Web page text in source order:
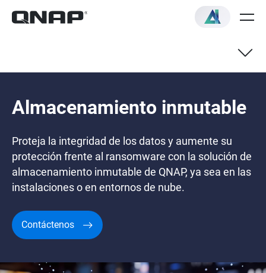
Almacenamiento inmutable
Proteja la integridad de los datos y aumente su
protección frente al ransomware con la solución de
almacenamiento inmutable de QNAP, ya sea en las
instalaciones o en entornos de nube.
Contáctenos